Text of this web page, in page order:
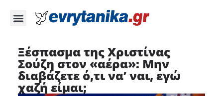
Ξέσπασμα της Χριστίνας
Σούζη στον «αέρα»: Μην
διαβάζετε ό,τι να’ ναι, εγώ
χαζή είμαι;